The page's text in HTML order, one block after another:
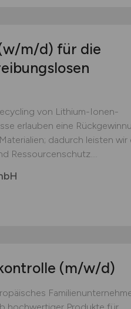
m/d) für die
von Lithium-Ionen-
erlauben eine
dadurch leisten wir
Ressourcenschutz....
(m/w/d)